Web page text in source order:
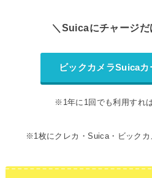
＼Suicaにチャージだ
ビックカメラSuica
※1年に1回でも利用すれ
※1枚にクレカ・Suica・ビック